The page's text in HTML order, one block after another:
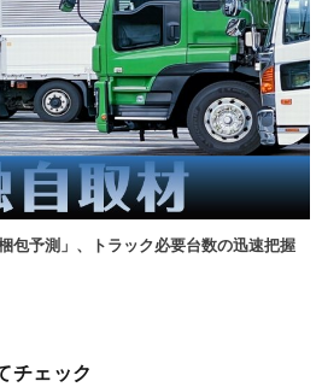
包予測」、トラック必要台数の迅速把握
チェック